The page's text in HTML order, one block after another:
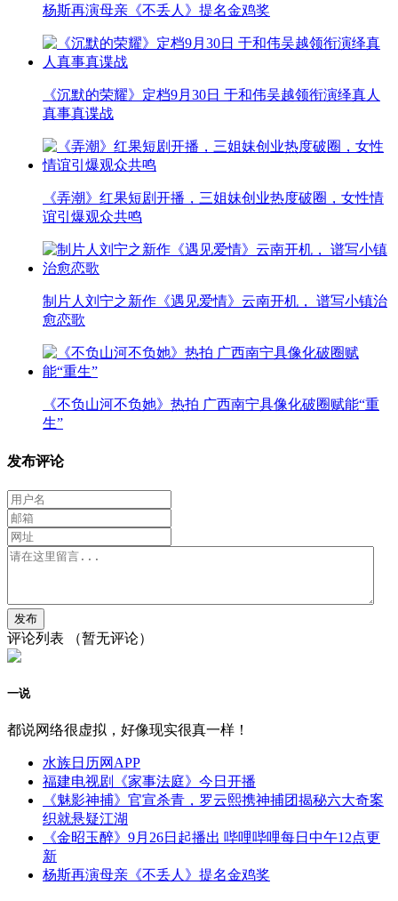
杨斯再演母亲《不丢人》提名金鸡奖
《沉默的荣耀》定档9月30日 于和伟吴越领衔演绎真人
真事真谍战
《弄潮》红果短剧开播，三姐妹创业热度破圈，女性情
谊引爆观众共鸣
制片人刘宁之新作《遇见爱情》云南开机， 谱写小镇治
愈恋歌
《不负山河不负她》热拍 广西南宁具像化破圈赋能“重
生”
发布评论
评论列表 （暂无评论）
一说
都说网络很虚拟，好像现实很真一样！
水族日历网APP
福建电视剧《家事法庭》今日开播
《魅影神捕》官宣杀青，罗云熙携神捕团揭秘六大奇案
织就悬疑江湖
《金昭玉醉》9月26日起播出 哔哩哔哩每日中午12点更
新
杨斯再演母亲《不丢人》提名金鸡奖